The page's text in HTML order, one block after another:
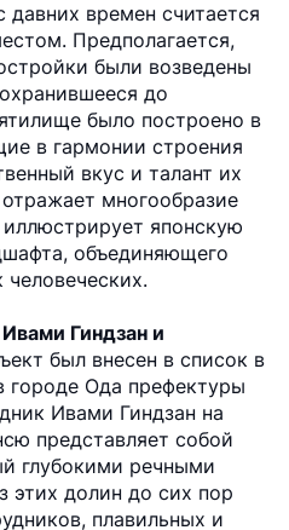
времен считается
Предполагается,
были возведены
до
было построено в
в гармонии строения
вкус и талант их
многообразие
японскую
объединяющего
Гиндзан и
был внесен в список в
городе Ода префектуры
Ивами Гиндзан на
представляет собой
глубокими речными
этих долин до сих пор
плавильных и